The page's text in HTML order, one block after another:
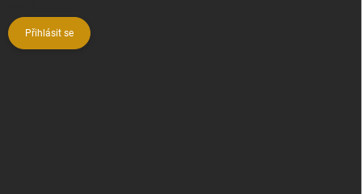
Přihlásit se